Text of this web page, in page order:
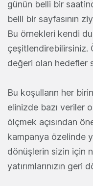
günün belli bir
belli bir sayfasının
Bu örnekleri kendi
çeşitlendirebilirsiniz.
değeri olan hedefler
Bu koşulların her
elinizde bazı veriler
ölçmek açısından
kampanya özelinde
dönüşlerin sizin için
yatırımlarınızın